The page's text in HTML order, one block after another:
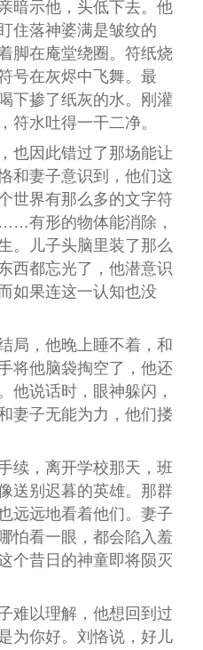
暗示他，头低下去。他
住落神婆满是皱纹的
脚在庵堂绕圈。符纸烧
号在灰烬中飞舞。最
下掺了纸灰的水。刚灌
符水吐得一干二净。
因此错过了那场能让
和妻子意识到，他们这
世界有那么多的文字符
有形的物体能消除，
。儿子头脑里装了那么
西都忘光了，他潜意识
如果连这一认知也没
，他晚上睡不着，和
将他脑袋掏空了，他还
他说话时，眼神躲闪，
妻子无能为力，他们搂
，离开学校那天，班
送别迟暮的英雄。那群
远远地看着他们。妻子
怕看一眼，都会陷入羞
个昔日的神童即将陨灭
以理解，他想回到过
为你好。刘恪说，好儿